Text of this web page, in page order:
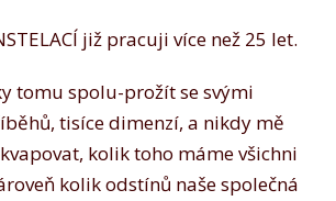
již pracuji více než 25 let.
tomu spolu-prožít se svými
tisíce dimenzí, a nikdy mě
kolik toho máme všichni
kolik odstínů naše společná